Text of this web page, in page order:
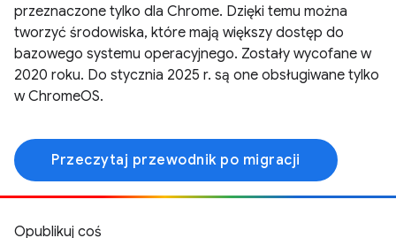
przeznaczone tylko dla Chrome. Dzięki temu można
tworzyć środowiska, które mają większy dostęp do
bazowego systemu operacyjnego. Zostały wycofane w
2020 roku. Do stycznia 2025 r. są one obsługiwane tylko
w ChromeOS.
Przeczytaj przewodnik po migracji
Opublikuj coś